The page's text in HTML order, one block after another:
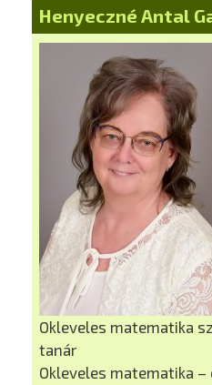
Henyeczné Antal
Okleveles matematika
tanár
Okleveles matematika